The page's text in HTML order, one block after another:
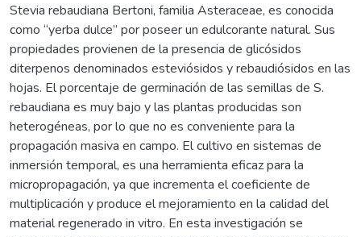
Stevia rebaudiana Bertoni, familia Asteraceae, es conocida
como “yerba dulce” por poseer un edulcorante natural. Sus
propiedades provienen de la presencia de glicósidos
diterpenos denominados esteviósidos y rebaudiósidos en las
hojas. El porcentaje de germinación de las semillas de S.
rebaudiana es muy bajo y las plantas producidas son
heterogéneas, por lo que no es conveniente para la
propagación masiva en campo. El cultivo en sistemas de
inmersión temporal, es una herramienta eficaz para la
micropropagación, ya que incrementa el coeficiente de
multiplicación y produce el mejoramiento en la calidad del
material regenerado in vitro. En esta investigación se